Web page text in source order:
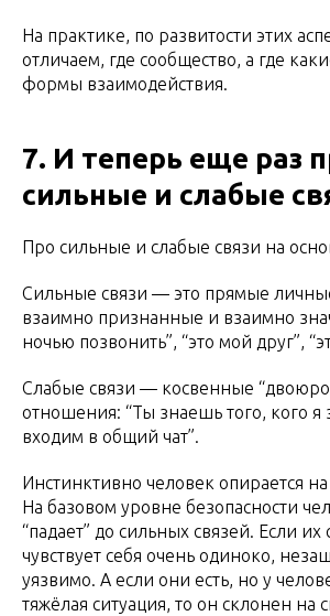
На практике, по развитости этих
отличаем, где сообщество, а где
формы взаимодействия.
7. И теперь еще раз
сильные и слабые
Про сильные и слабые связи на
Сильные связи — это прямые
взаимно признанные и взаимно
ночью позвонить”, “это мой друг”,
Слабые связи — косвенные
отношения: “Ты знаешь того, кого я
входим в общий чат”.
Инстинктивно человек опирается
На базовом уровне безопасности
“падает” до сильных связей. Если их
чувствует себя очень одиноко,
уязвимо. А если они есть, но у
тяжёлая ситуация, то он склонен на